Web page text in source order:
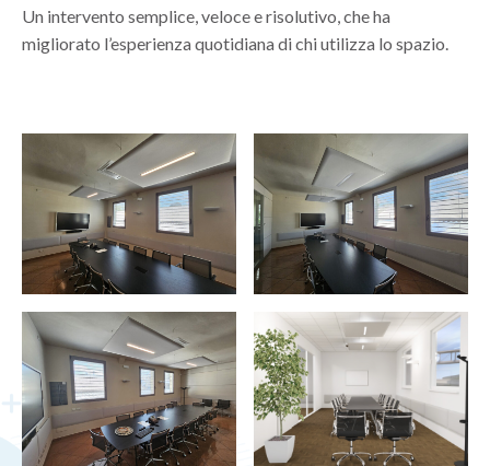
Un intervento semplice, veloce e risolutivo, che ha
migliorato l’esperienza quotidiana di chi utilizza lo spazio.